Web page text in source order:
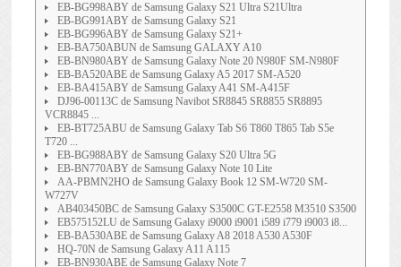
EB-BG998ABY de Samsung Galaxy S21 Ultra S21Ultra
EB-BG991ABY de Samsung Galaxy S21
EB-BG996ABY de Samsung Galaxy S21+
EB-BA750ABUN de Samsung GALAXY A10
EB-BN980ABY de Samsung Galaxy Note 20 N980F SM-N980F
EB-BA520ABE de Samsung Galaxy A5 2017 SM-A520
EB-BA415ABY de Samsung Galaxy A41 SM-A415F
DJ96-00113C de Samsung Navibot SR8845 SR8855 SR8895
VCR8845 ...
EB-BT725ABU de Samsung Galaxy Tab S6 T860 T865 Tab S5e
T720 ...
EB-BG988ABY de Samsung Galaxy S20 Ultra 5G
EB-BN770ABY de Samsung Galaxy Note 10 Lite
AA-PBMN2HO de Samsung Galaxy Book 12 SM-W720 SM-
W727V
AB403450BC de Samsung Galaxy S3500C GT-E2558 M3510 S3500
EB575152LU de Samsung Galaxy i9000 i9001 i589 i779 i9003 i8...
EB-BA530ABE de Samsung Galaxy A8 2018 A530 A530F
HQ-70N de Samsung Galaxy A11 A115
EB-BN930ABE de Samsung Galaxy Note 7